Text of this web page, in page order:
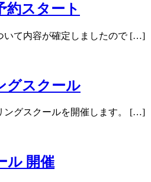
約スタート
いて内容が確定しましたので […]
グスクール
ングスクールを開催します。 […]
ル 開催